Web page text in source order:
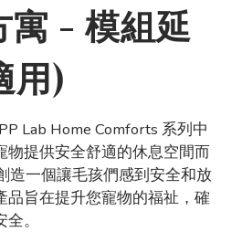
以上可享香港免運費
* (第二張訂單可享用, 不可與其
寓 - 模組延
用)
Lab Home Comforts 系列中
物提供安全舒適的休息空間而
造一個讓毛孩們感到安全和放
品旨在提升您寵物的福祉，確
。